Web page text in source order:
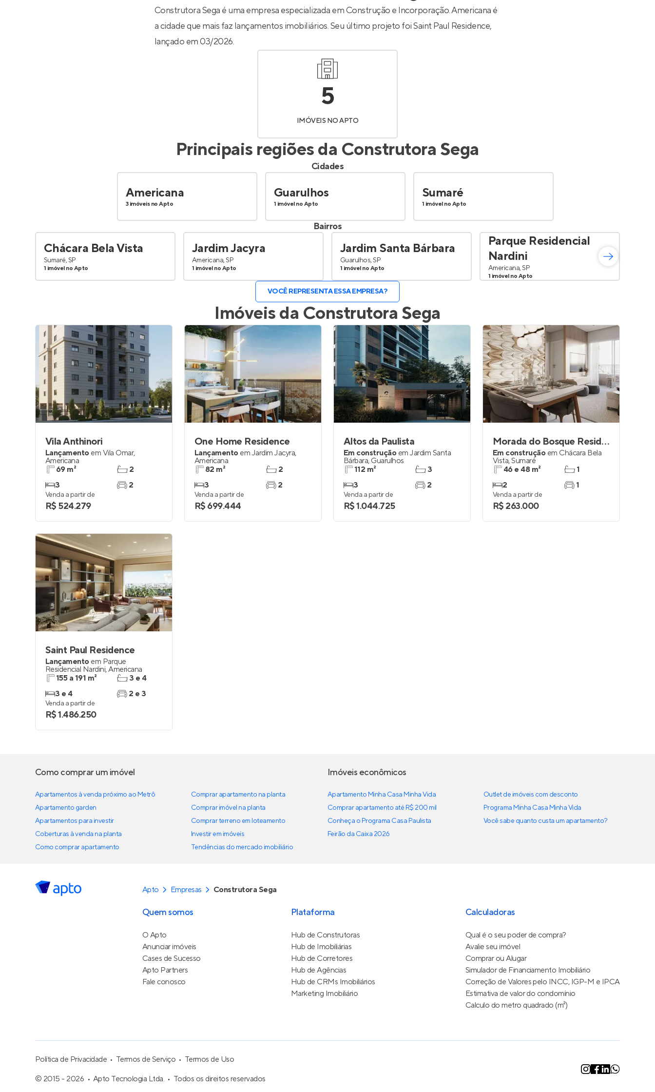
Entrar no Apto
Construtora Sega é uma empresa especializada em Construção e Incorporação. Americana é
a cidade que mais faz lançamentos imobiliários. Seu último projeto foiSaint Paul Residence,
lançado em 03/2026.
5
IMÓVEIS NO APTO
Principais regiões da Construtora Sega
Cidades
Americana
3 imóveis no Apto
Guarulhos
1 imóvel no Apto
Sumaré
1 imóvel no Apto
Bairros
Chácara Bela Vista
Sumaré, SP
1 imóvel no Apto
Jardim Jacyra
Americana, SP
1 imóvel no Apto
Jardim Santa Bárbara
Guarulhos, SP
1 imóvel no Apto
Parque Residencial
Nardini
Americana, SP
1 imóvel no Apto
VOCÊ REPRESENTA ESSA EMPRESA?
Imóveis da Construtora Sega
Vila Anthinori
Lançamento em Vila Omar,
Americana
69 m²
3
2
2
Venda a partir de
R$ 524.279
One Home Residence
Lançamento em Jardim Jacyra,
Americana
82 m²
3
2
2
Venda a partir de
R$ 699.444
Altos da Paulista
Em construção em Jardim Santa
Bárbara, Guarulhos
112 m²
3
3
2
Venda a partir de
R$ 1.044.725
Morada do Bosque Residencial
Em construção em Chácara Bela
Vista,Sumaré
46 e 48 m²
2
1
1
Venda a partir de
R$ 263.000
Saint Paul Residence
Lançamento em Parque
Residencial Nardini,Americana
155 a 191 m²
3 e 4
3 e 4
2 e 3
Venda a partir de
R$ 1.486.250
Como comprar um imóvel
Apartamentos à venda próximo ao Metrô
Apartamento garden
Apartamentos para investir
Coberturas à venda na planta
Como comprar apartamento
Comprar apartamento na planta
Comprar imóvel na planta
Comprar terreno em loteamento
Investir em imóveis
Tendências do mercado imobiliário
Imóveis econômicos
Apartamento Minha Casa Minha Vida
Comprar apartamento até R$ 200 mil
Conheça o Programa Casa Paulista
Feirão da Caixa 2026
Outlet de imóveis com desconto
Programa Minha Casa Minha Vida
Você sabe quanto custa um apartamento?
Apto Empresas Construtora Sega
Quem somos
O Apto
Anunciar imóveis
Cases de Sucesso
Apto Partners
Fale conosco
Plataforma
Hub de Construtoras
Hub de Imobiliárias
Hub de Corretores
Hub de Agências
Hub de CRMs Imobiliários
Marketing Imobiliário
Calculadoras
Qual é o seu poder de compra?
Avalie seu imóvel
Comprar ou Alugar
Simulador de Financiamento Imobiliário
Correção de Valores pelo INCC, IGP-M e IPCA
Estimativa de valor do condomínio
Calculo do metro quadrado (m²)
Política de Privacidade Termos de Serviço
Termos de Uso
© 2015 - 2026
Apto Tecnologia Ltda. Todos os direitos reservados